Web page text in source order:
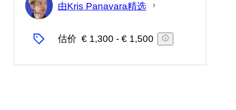
专
家
由Kris Panavara精选
估价 € 1,300 - € 1,500